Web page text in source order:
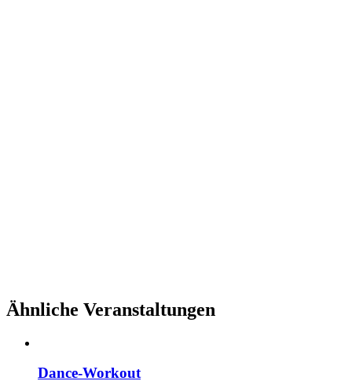
Ähnliche Veranstaltungen
Dance-Workout